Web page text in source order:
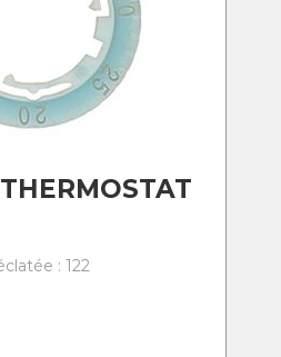
: 122